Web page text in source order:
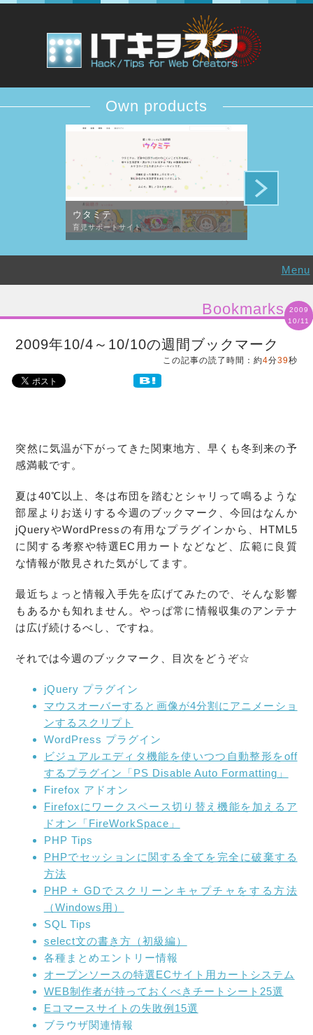
Own products
ウタミテ
育児サポートサイト
Menu
Bookmarks
2009
10/11
2009年10/4～10/10の週間ブックマーク
この記事の読了時間：約4分39秒
突然に気温が下がってきた関東地方、早くも冬到来の予
感満載です。
夏は40℃以上、冬は布団を踏むとシャリって鳴るような
部屋よりお送りする今週のブックマーク、今回はなんか
jQueryやWordPressの有用なプラグインから、HTML5
に関する考察や特選EC用カートなどなど、広範に良質
な情報が散見された気がしてます。
最近ちょっと情報入手先を広げてみたので、そんな影響
もあるかも知れません。やっぱ常に情報収集のアンテナ
は広げ続けるべし、ですね。
それでは今週のブックマーク、目次をどうぞ☆
jQuery プラグイン
マウスオーバーすると画像が4分割にアニメーショ
ンするスクリプト
WordPress プラグイン
ビジュアルエディタ機能を使いつつ自動整形をoff
するプラグイン「PS Disable Auto Formatting」
Firefox アドオン
Firefoxにワークスペース切り替え機能を加えるア
ドオン「FireWorkSpace」
PHP Tips
PHPでセッションに関する全てを完全に破棄する
方法
PHP + GDでスクリーンキャプチャをする方法
（Windows用）
SQL Tips
select文の書き方（初級編）
各種まとめエントリー情報
オープンソースの特選ECサイト用カートシステム
WEB制作者が持っておくべきチートシート25選
Eコマースサイトの失敗例15選
ブラウザ関連情報